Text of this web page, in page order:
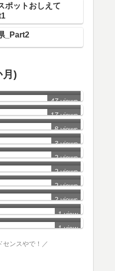
ポットおしえて
_Part2
月)
47 views
17 views
8 views
3 views
_Part6
2 views
_Part2
2 views
_Part1
2 views
2 views
_Part5
1 view
1 view
センスやで！／